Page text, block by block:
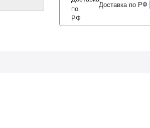
Доставка по РФ